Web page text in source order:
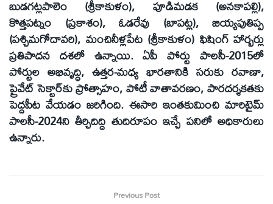
బుడగట్లపాలెం (శ్రీకాకుళం), పూడిమడక (అనకాపల్లి),
కొత్తపట్నం (ప్రకాశం), ఓడరేవు (బాపట్ల), బియ్యపుతిప్ప
(పశ్చిమగోదావరి), మంచినీళ్లపేట (శ్రీకాకుళం) ఫిషింగ్‌ హార్బర్లు
ప్రతిపాదన దశలో ఉన్నాయి. ఏపీ పోర్టు పాలసీ-2015లో
పోర్టుల అభివృద్ధి, ఉత్తర-మధ్య భారతానికి సరుకు రవాణా,
ప్రైవేట్‌ సెక్టార్‌కు ప్రోత్సాహం, పోటీ వాతావరణం, పారదర్శకతకు
పెద్దపీట వేయడం జరిగింది. ఈసారి ఇంతకుమించి మారిటైమ్‌
పాలసీ-2024ని తీర్చిదిద్ది తుదిరూపం ఇచ్చే పనిలో అధికారులు
ఉన్నారు.
Previous Post